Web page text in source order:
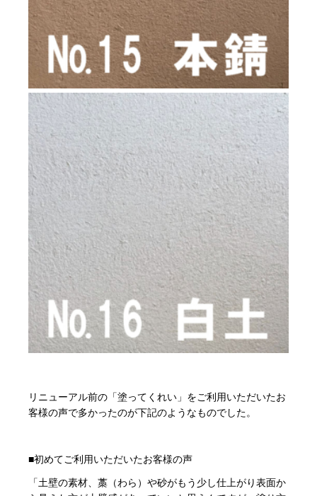
リニューアル前の「塗ってくれい」をご利用いただいたお
客様の声で多かったのが下記のようなものでした。
■初めてご利用いただいたお客様の声
「土壁の素材、藁（わら）や砂がもう少し仕上がり表面か